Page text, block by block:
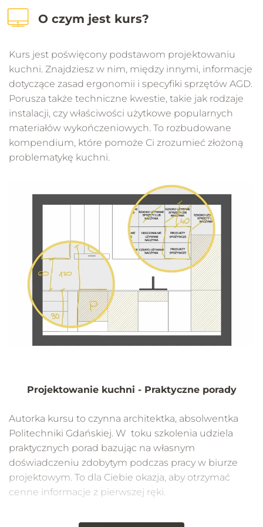
O czym jest kurs?
Kurs jest poświęcony podstawom projektowaniu
kuchni. Znajdziesz w nim, między innymi, informacje
dotyczące zasad ergonomii i specyfiki sprzętów AGD.
Porusza także techniczne kwestie, takie jak rodzaje
instalacji, czy właściwości użytkowe popularnych
materiałów wykończeniowych. To rozbudowane
kompendium, które pomoże Ci zrozumieć złożoną
problematykę kuchni.
Projektowanie kuchni - Praktyczne porady
Autorka kursu to czynna architektka, absolwentka
Politechniki Gdańskiej. W toku szkolenia udziela
praktycznych porad bazując na własnym
doświadczeniu zdobytym podczas pracy w biurze
projektowym. To dla Ciebie okazja, aby otrzymać
cenne informacje z pierwszej ręki.
Tematy omawiane są głównie w odniesieniu do